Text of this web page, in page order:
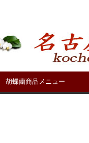
胡蝶蘭商品メニュー